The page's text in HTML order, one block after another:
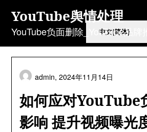
content
YouTube舆情处理
YouTube负面删除_YouTube品牌
如何应对YouTube
影响 提升视频曝光
admin,2024年11月14日